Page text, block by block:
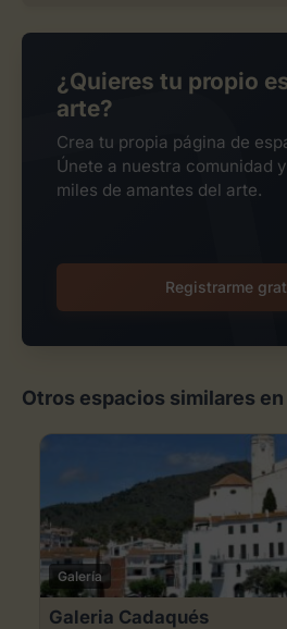
¿Quieres tu propio
arte?
Crea tu propia página de
Únete a nuestra comunidad
miles de amantes del arte.
Registrarme
Otros espacios similares en
Galería
Galeria Cadaqués